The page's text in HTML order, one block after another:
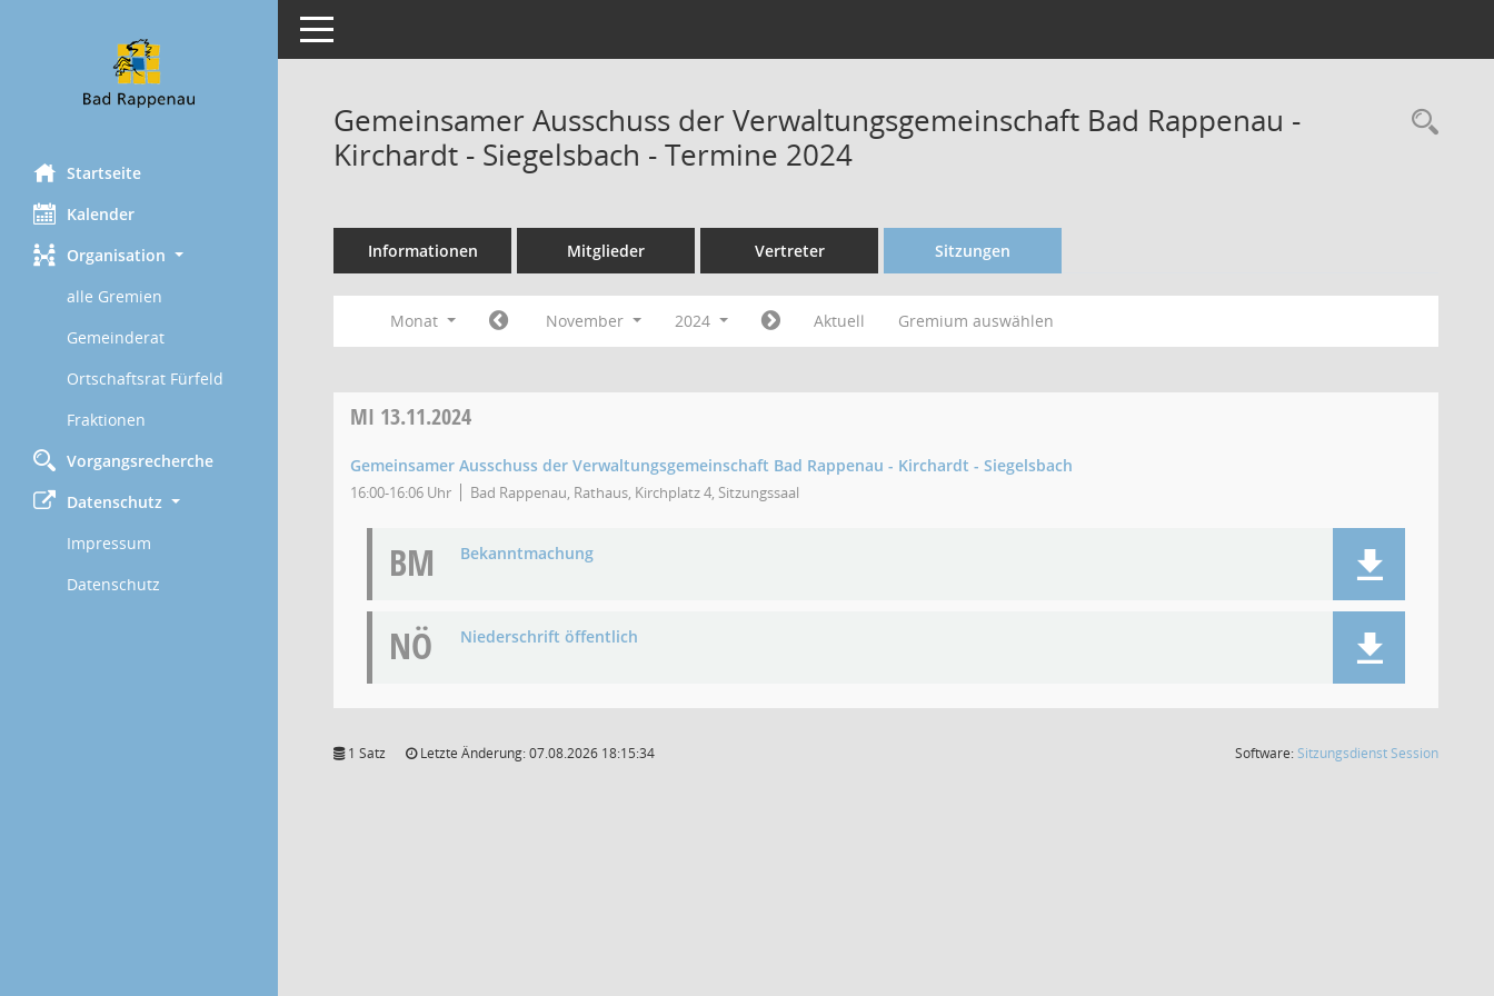
Startseite
Kalender
Organisation
alle Gremien
Gemeinderat
Ortschaftsrat Fürfeld
Fraktionen
Vorgangsrecherche
Datenschutz
Impressum
Datenschutz
Toggle navigation
Gemeinsamer Ausschuss der Verwaltungsgemeinschaft Bad Rappenau -
Kirchardt - Siegelsbach - Termine 2024
Informationen Mitglieder Vertreter Sitzungen
Monat November 2024 Aktuell Gremium auswählen
MI 13.11.2024
Gemeinsamer Ausschuss der Verwaltungsgemeinschaft Bad Rappenau - Kirchardt - Siegelsbach
16:00-16:06 Uhr Bad Rappenau, Rathaus, Kirchplatz 4, Sitzungssaal
BM Bekanntmachung
NÖ Niederschrift öffentlich
1 Satz Letzte Änderung: 07.08.2026 18:15:34 Software: Sitzungsdienst Session(Wird in